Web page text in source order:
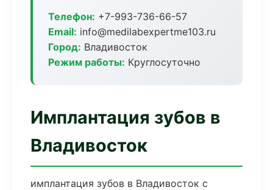
Телефон: +7-993-736-66-57
Email: info@medilabexpertme103.ru
Город: Владивосток
Режим работы: Круглосуточно
Имплантация зубов в
Владивосток
имплантация зубов в Владивосток с